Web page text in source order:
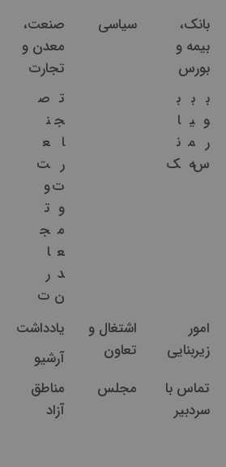
بانک،
بیمه و
بورس
ب
و
ر
س
ب
ی
م
ه
ب
ا
ن
ک
سیاسی
صنعت،
معدن و
تجارت
ت
ج
ا
ر
ت
و
م
ع
د
ن
ص
ن
ع
ت
و
ت
ج
ا
ر
ت
امور
زیربنایی
اشتغال و
تعاون
یادداشت
آرشیو
تماس با
سردبیر
مجلس
مناطق
آزاد